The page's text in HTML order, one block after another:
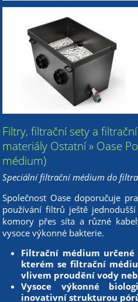
Filtry, filtrační sety a
materiály Ostatní » Oase
médium)
Speciální filtrační médium do
Společnost Oase doporučuje
používání filtrů ještě
komory přes síta a různé
vysoce výkonné bakterie.
Filtrační médium
kterém se filtrační
vlivem proudění vody
Vysoce výkonné
inovativní strukturou